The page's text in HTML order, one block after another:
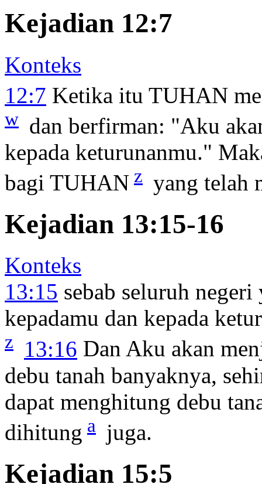
Kejadian 12:7
Konteks
12:7 Ketika itu TUHAN
w dan berfirman: "Aku
kepada keturunanmu."
bagi TUHAN z yang telah
Kejadian 13:15-16
Konteks
13:15 sebab seluruh
kepadamu dan kepada
z 13:16 Dan Aku akan
debu tanah banyaknya,
dapat menghitung debu
dihitung a juga.
Kejadian 15:5